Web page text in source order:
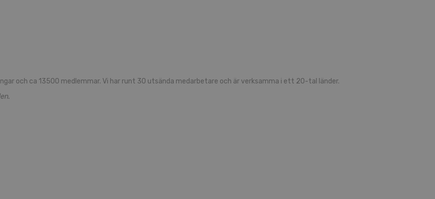
och ca 13500 medlemmar. Vi har runt 30 utsända medarbetare och är verksamma i ett 20-tal länder.